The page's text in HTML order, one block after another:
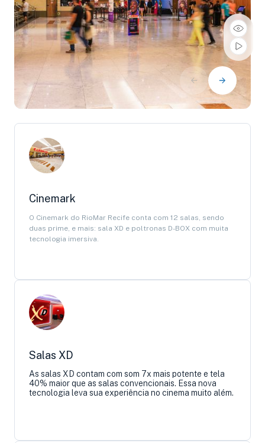
Cinemark
O Cinemark do RioMar Recife conta com 12 salas, sendo
duas prime, e mais: sala XD e poltronas D-BOX com muita
tecnologia imersiva.
Salas XD
As salas XD contam com som 7x mais potente e tela
40% maior que as salas convencionais. Essa nova
tecnologia leva sua experiência no cinema muito além.